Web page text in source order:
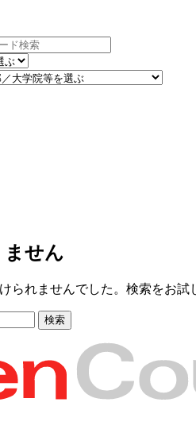
ません
られませんでした。検索をお試